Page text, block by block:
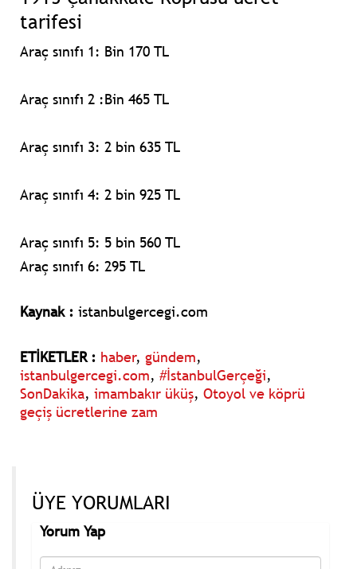
tarifesi
Araç sınıfı 1: Bin 170 TL
Araç sınıfı 2 :Bin 465 TL
Araç sınıfı 3: 2 bin 635 TL
Araç sınıfı 4: 2 bin 925 TL
Araç sınıfı 5: 5 bin 560 TL
Araç sınıfı 6: 295 TL
Kaynak : istanbulgercegi.com
ETİKETLER : haber, gündem,
istanbulgercegi.com, #İstanbulGerçeği,
SonDakika, imambakır üküş, Otoyol ve köprü
geçiş ücretlerine zam
ÜYE YORUMLARI
Yorum Yap